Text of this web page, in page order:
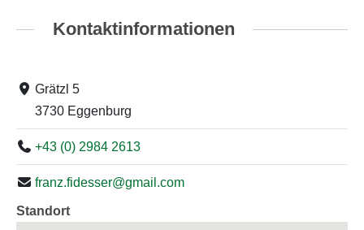
Kontaktinformationen
Grätzl 5
3730 Eggenburg
+43 (0) 2984 2613
franz.fidesser@gmail.com
Standort